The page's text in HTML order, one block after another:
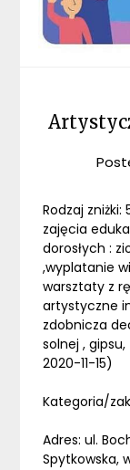
Rodzaj zniżki:
zajęcia
dorosłych :
,wyplatanie
warsztaty z
artystyczne
zdobnicza
solnej ,
2020-11-15)
Kategoria/
Adres: ul.
Spytkowska,